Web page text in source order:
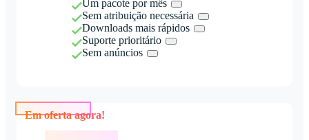
Um pacote por mês
Sem atribuição necessária
Downloads mais rápidos
Suporte prioritário
Sem anúncios